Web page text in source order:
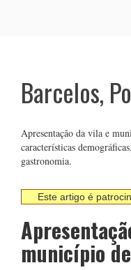
Barcelos,
Apresentação da vila e
características
gastronomia.
Este artigo é
município